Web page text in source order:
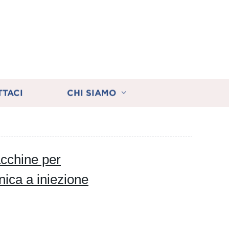
CHI SIAMO
per
a iniezione